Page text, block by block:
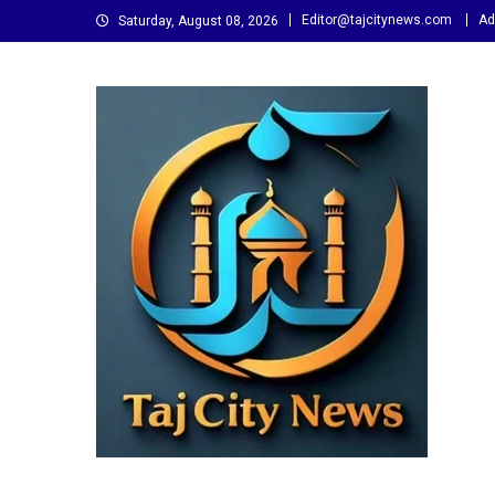
to
Saturday, August 08, 2026 Editor@tajcitynews.com